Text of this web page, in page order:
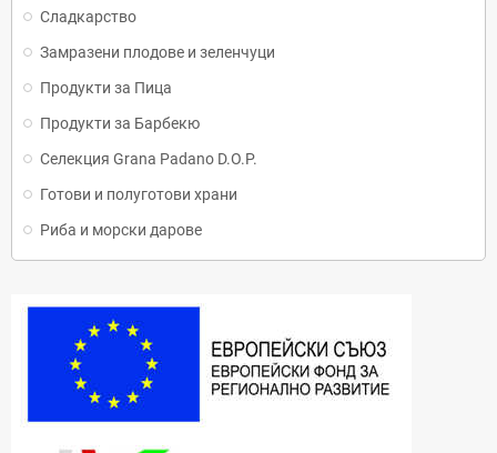
Сладкарство
Замразени плодове и зеленчуци
Продукти за Пица
Продукти за Барбекю
Селекция Grana Padano D.O.P.
Готови и полуготови храни
Риба и морски дарове